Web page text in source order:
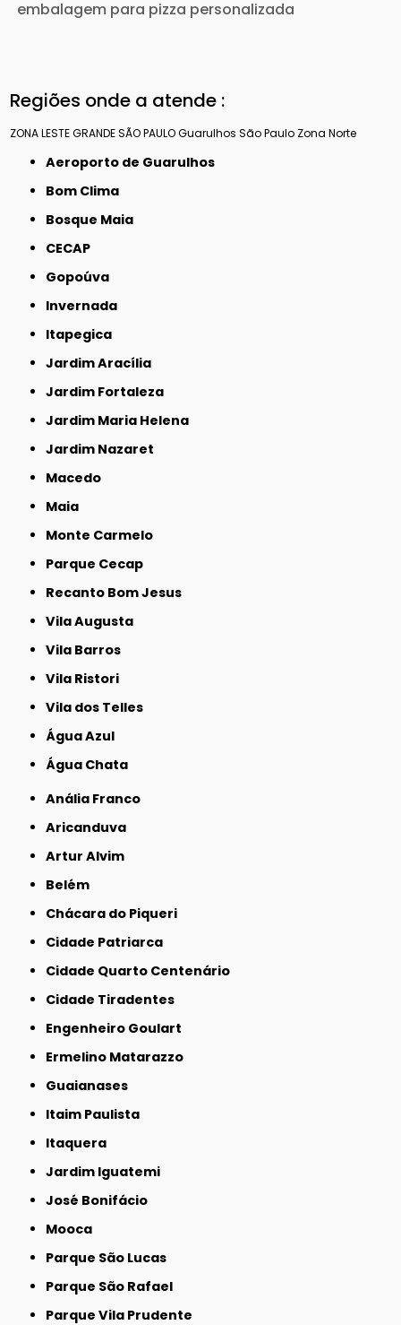
embalagem para pizza personalizada
Regiões onde a atende :
ZONA LESTEGRANDE SÃO PAULOGuarulhos São Paulo Zona Norte
Aeroporto de Guarulhos
Bom Clima
Bosque Maia
CECAP
Gopoúva
Invernada
Itapegica
Jardim Aracília
Jardim Fortaleza
Jardim Maria Helena
Jardim Nazaret
Macedo
Maia
Monte Carmelo
Parque Cecap
Recanto Bom Jesus
Vila Augusta
Vila Barros
Vila Ristori
Vila dos Telles
Água Azul
Água Chata
Anália Franco
Aricanduva
Artur Alvim
Belém
Chácara do Piqueri
Cidade Patriarca
Cidade Quarto Centenário
Cidade Tiradentes
Engenheiro Goulart
Ermelino Matarazzo
Guaianases
Itaim Paulista
Itaquera
Jardim Iguatemi
José Bonifácio
Mooca
Parque São Lucas
Parque São Rafael
Parque Vila Prudente